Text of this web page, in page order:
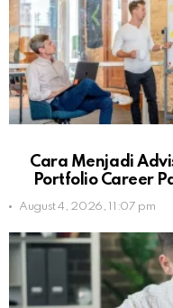
Cara Menjadi
Portfolio Career
August 4, 2026, 11:07 pm